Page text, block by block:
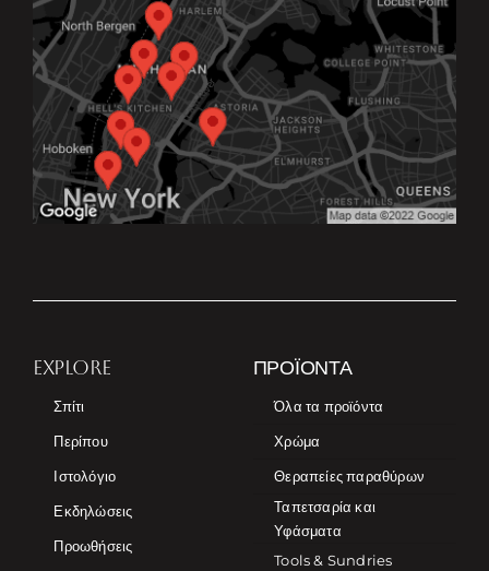
EXPLORE
Σπίτι
Περίπου
Ιστολόγιο
Εκδηλώσεις
Προωθήσεις
ΠΡΟΪΌΝΤΑ
Όλα τα προϊόντα
Χρώμα
Θεραπείες παραθύρων
Ταπετσαρία και
Υφάσματα
Tools & Sundries